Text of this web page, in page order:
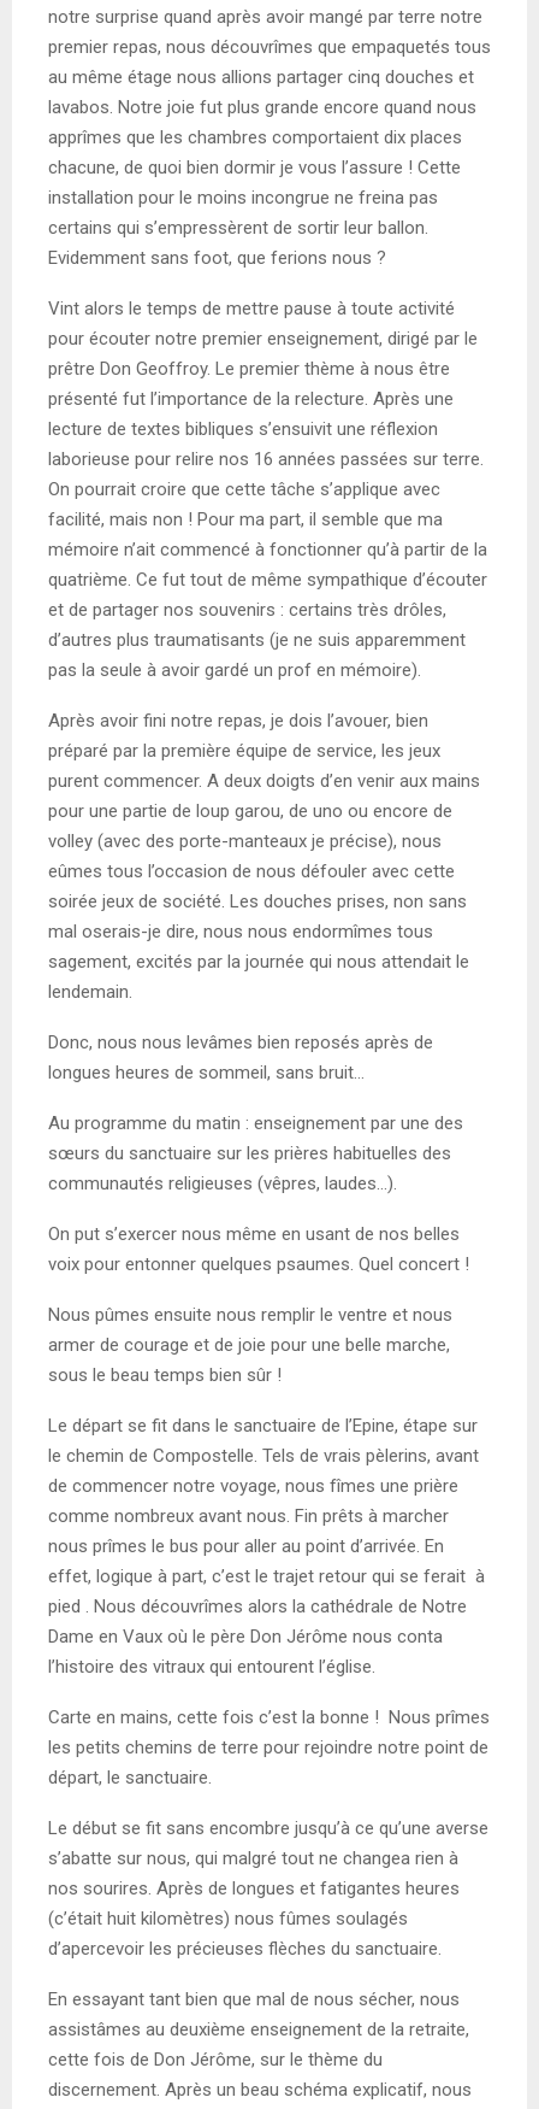
notre surprise quand après avoir mangé par terre notre
premier repas, nous découvrîmes que empaquetés tous
au même étage nous allions partager cinq douches et
lavabos. Notre joie fut plus grande encore quand nous
apprîmes que les chambres comportaient dix places
chacune, de quoi bien dormir je vous l’assure ! Cette
installation pour le moins incongrue ne freina pas
certains qui s’empressèrent de sortir leur ballon.
Evidemment sans foot, que ferions nous ?
Vint alors le temps de mettre pause à toute activité
pour écouter notre premier enseignement, dirigé par le
prêtre Don Geoffroy. Le premier thème à nous être
présenté fut l’importance de la relecture. Après une
lecture de textes bibliques s’ensuivit une réflexion
laborieuse pour relire nos 16 années passées sur terre.
On pourrait croire que cette tâche s’applique avec
facilité, mais non ! Pour ma part, il semble que ma
mémoire n’ait commencé à fonctionner qu’à partir de la
quatrième. Ce fut tout de même sympathique d’écouter
et de partager nos souvenirs : certains très drôles,
d’autres plus traumatisants (je ne suis apparemment
pas la seule à avoir gardé un prof en mémoire).
Après avoir fini notre repas, je dois l’avouer, bien
préparé par la première équipe de service, les jeux
purent commencer. A deux doigts d’en venir aux mains
pour une partie de loup garou, de uno ou encore de
volley (avec des porte-manteaux je précise), nous
eûmes tous l’occasion de nous défouler avec cette
soirée jeux de société. Les douches prises, non sans
mal oserais-je dire, nous nous endormîmes tous
sagement, excités par la journée qui nous attendait le
lendemain.
Donc, nous nous levâmes bien reposés après de
longues heures de sommeil, sans bruit…
Au programme du matin : enseignement par une des
sœurs du sanctuaire sur les prières habituelles des
communautés religieuses (vêpres, laudes…).
On put s’exercer nous même en usant de nos belles
voix pour entonner quelques psaumes. Quel concert !
Nous pûmes ensuite nous remplir le ventre et nous
armer de courage et de joie pour une belle marche,
sous le beau temps bien sûr !
Le départ se fit dans le sanctuaire de l’Epine, étape sur
le chemin de Compostelle. Tels de vrais pèlerins, avant
de commencer notre voyage, nous fîmes une prière
comme nombreux avant nous. Fin prêts à marcher
nous prîmes le bus pour aller au point d’arrivée. En
effet, logique à part, c’est le trajet retour qui se ferait à
pied . Nous découvrîmes alors la cathédrale de Notre
Dame en Vaux où le père Don Jérôme nous conta
l’histoire des vitraux qui entourent l’église.
Carte en mains, cette fois c’est la bonne ! Nous prîmes
les petits chemins de terre pour rejoindre notre point de
départ, le sanctuaire.
Le début se fit sans encombre jusqu’à ce qu’une averse
s’abatte sur nous, qui malgré tout ne changea rien à
nos sourires. Après de longues et fatigantes heures
(c’était huit kilomètres) nous fûmes soulagés
d’apercevoir les précieuses flèches du sanctuaire.
En essayant tant bien que mal de nous sécher, nous
assistâmes au deuxième enseignement de la retraite,
cette fois de Don Jérôme, sur le thème du
discernement. Après un beau schéma explicatif, nous